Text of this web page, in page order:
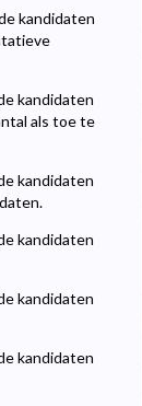
kandidaten
kandidaten
als toe te
kandidaten
kandidaten
kandidaten
kandidaten